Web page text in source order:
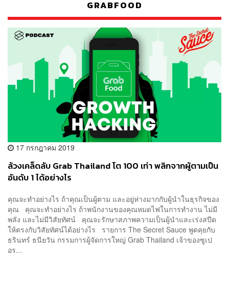
GRABFOOD
17 กรกฎาคม 2019
ล้วงเคล็ดลับ Grab Thailand โต 100 เท่า พลิกจากผู้ตามเป็น
อันดับ 1 ได้อย่างไร
คุณจะทำอย่างไร ถ้าคุณเป็นผู้ตาม และอยู่ห่างมากกับผู้นำในธุรกิจของ
คุณ คุณจะทำอย่างไร ถ้าพนักงานของคุณหมดไฟในการทำงาน ไม่มี
พลัง และไม่มีวิสัยทัศน์ คุณจะรักษาสภาพความเป็นผู้นำและเร่งสปีด
ให้ตรงกับวิสัยทัศน์ได้อย่างไร รายการ The Secret Sauce พูดคุยกับ
ธรินทร์ ธนียวัน กรรมการผู้จัดการใหญ่ Grab Thailand เจ้าของซูเป
อร...